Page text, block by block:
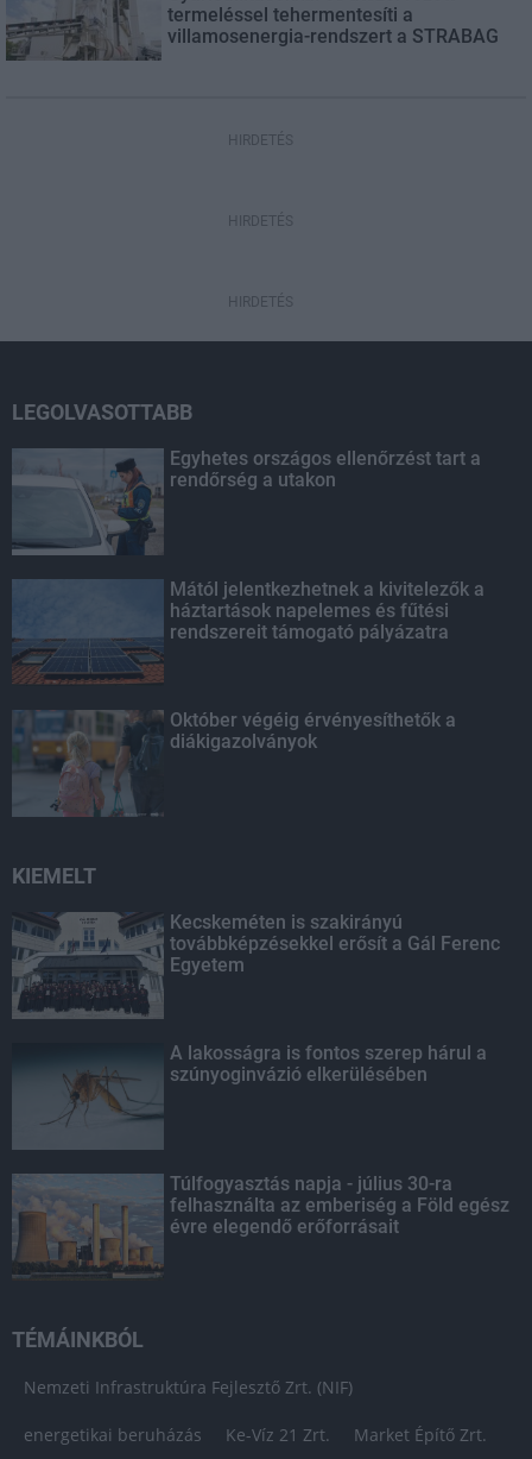
termeléssel tehermentesíti a
villamosenergia-rendszert a STRABAG
HIRDETÉS
HIRDETÉS
HIRDETÉS
LEGOLVASOTTABB
Egyhetes országos ellenőrzést tart a
rendőrség a utakon
Mától jelentkezhetnek a kivitelezők a
háztartások napelemes és fűtési
rendszereit támogató pályázatra
Október végéig érvényesíthetők a
diákigazolványok
KIEMELT
Kecskeméten is szakirányú
továbbképzésekkel erősít a Gál Ferenc
Egyetem
A lakosságra is fontos szerep hárul a
szúnyoginvázió elkerülésében
Túlfogyasztás napja - július 30-ra
felhasználta az emberiség a Föld egész
évre elegendő erőforrásait
TÉMÁINKBÓL
Nemzeti Infrastruktúra Fejlesztő Zrt. (NIF)
energetikai beruházás Ke-Víz 21 Zrt. Market Építő Zrt.